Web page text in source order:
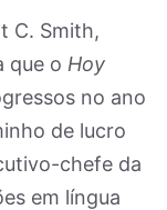
C. Smith,
que o Hoy
no ano
de lucro
chefe da
em língua